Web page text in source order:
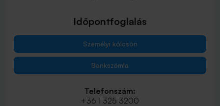
Időpontfoglalás
Személyi kölcsön
Bankszámla
Telefonszám:
+36 1 325 3200